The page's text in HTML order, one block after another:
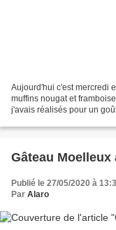
Aujourd'hui c'est mercredi
muffins nougat et
j'avais réalisés pour un
Gâteau
Publié le 27/05/2020 à
Par Alaro